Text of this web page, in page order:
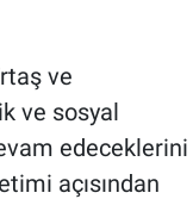
ve
ve sosyal
edeceklerini
açısından